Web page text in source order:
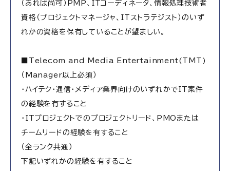
（あれば尚可）PMP、ITコーディネータ、情報処理技術者
資格（プロジェクトマネージャ、ITストラテジスト）のいず
れかの資格を保有していることが望ましい。
■Telecom and Media Entertainment(TMT)
（Manager以上必須）
・ハイテク・通信・メディア業界向けのいずれかでIT案件
の経験を有すること
・ITプロジェクトでのプロジェクトリード、PMOまたは
チームリードの経験を有すること
（全ランク共通）
下記いずれかの経験を有すること